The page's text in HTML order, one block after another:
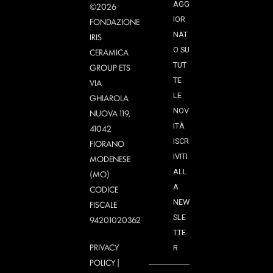
©2026
FONDAZIONE
IRIS
CERAMICA
GROUP ETS
VIA
GHIAROLA
NUOVA 119,
41042
FIORANO
MODENESE
(MO)
CODICE
FISCALE
94201020362
PRIVACY
POLICY|
AGG
IOR
NAT
O SU
TUT
TE
LE
NOV
ITÀ
ISCR
IVITI
ALL
A
NEW
SLE
TTE
R